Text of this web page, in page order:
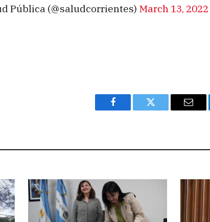
Pública (@saludcorrientes) March 13, 2022
Facebook Twitter Email